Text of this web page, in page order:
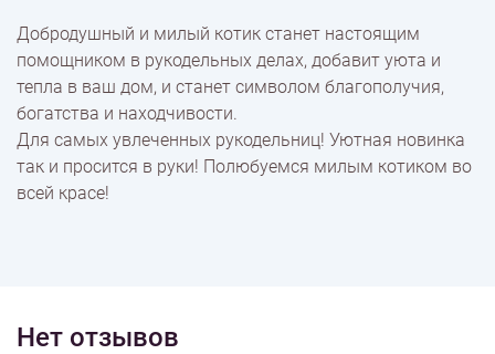
Оплата
Добродушный и милый котик станет настоящим
помощником в рукодельных делах, добавит уюта и
тепла в ваш дом, и станет символом благополучия,
богатства и находчивости.
Для самых увлеченных рукодельниц! Уютная новинка
так и просится в руки! Полюбуемся милым котиком во
всей красе!
Нет отзывов